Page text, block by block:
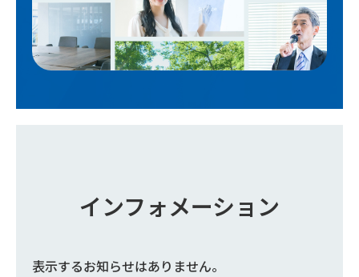
インフォメーション
表示するお知らせはありません。